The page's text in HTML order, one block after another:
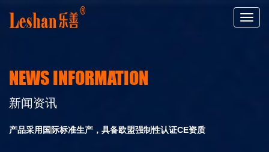
NEWS INFORMATION
新闻资讯
产品采用国际标准生产，具备欧盟强制性认证CE资质